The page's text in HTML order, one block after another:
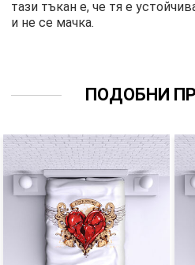
тази тъкан е, че тя е
и не се мачка.
ПОДОБНИ